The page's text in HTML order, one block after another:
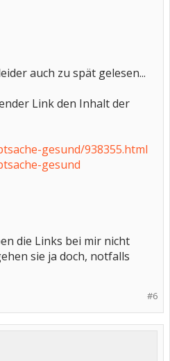
auch zu spät gelesen...
Link den Inhalt der
gesund/938355.html
gesund
die Links bei mir nicht
sie ja doch, notfalls
#6